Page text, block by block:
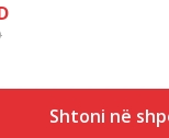
Shtoni në